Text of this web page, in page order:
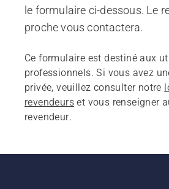
le formulaire ci-dessous. Le
proche vous contactera.
Ce formulaire est destiné aux
professionnels. Si vous avez
privée, veuillez consulter notre
revendeurs et vous renseigner
revendeur.